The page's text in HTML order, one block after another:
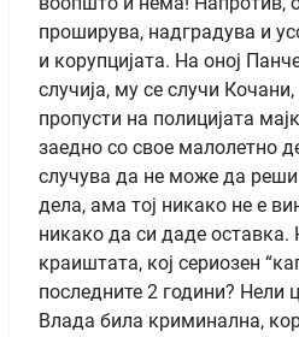
проширува, надградува и
и корупцијата. На оној
случија, му се случи
пропусти на полицијата
заедно со свое малолетно
случува да не може да
дела, ама тој никако не е
никако да си даде оставка.
краиштата, кој сериозен
последните 2 години? Нели
Влада била криминална,